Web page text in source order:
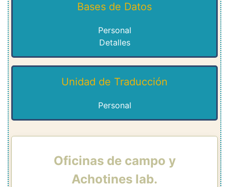
Bases de Datos
Personal
Detalles
Unidad de Traducción
Personal
Oficinas de campo y
Achotines lab.